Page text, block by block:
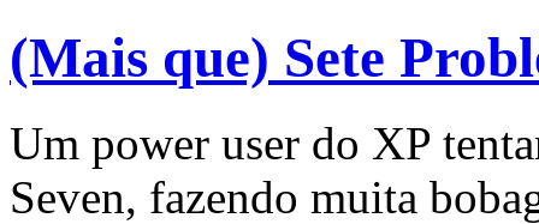
(Mais que) Sete
Um power user do XP
Seven, fazendo muita